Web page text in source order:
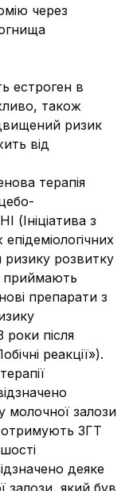
через
естроген в
також
ризик
від
терапія
(Ініціатива з
ризику розвитку
приймають
препарати з
роки після
реакції»).
молочної залози
ЗГТ
деяке
залози, який був